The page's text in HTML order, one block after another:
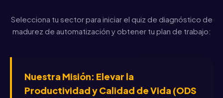
Selecciona tu sector para iniciar el quiz de diagnóstico de
madurez de automatización y obtener tu plan de trabajo:
Nuestra Misión: Elevar la
Productividad y Calidad de Vida (ODS